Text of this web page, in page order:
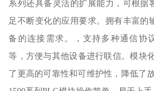
系列还具备灵活的扩展能力，可根据
足不断变化的应用要求。拥有丰富的
备的连接需求。，支持多种通信协
等，方便与其他设备进行联信。模块
了更高的可靠性和可维护性，降低了